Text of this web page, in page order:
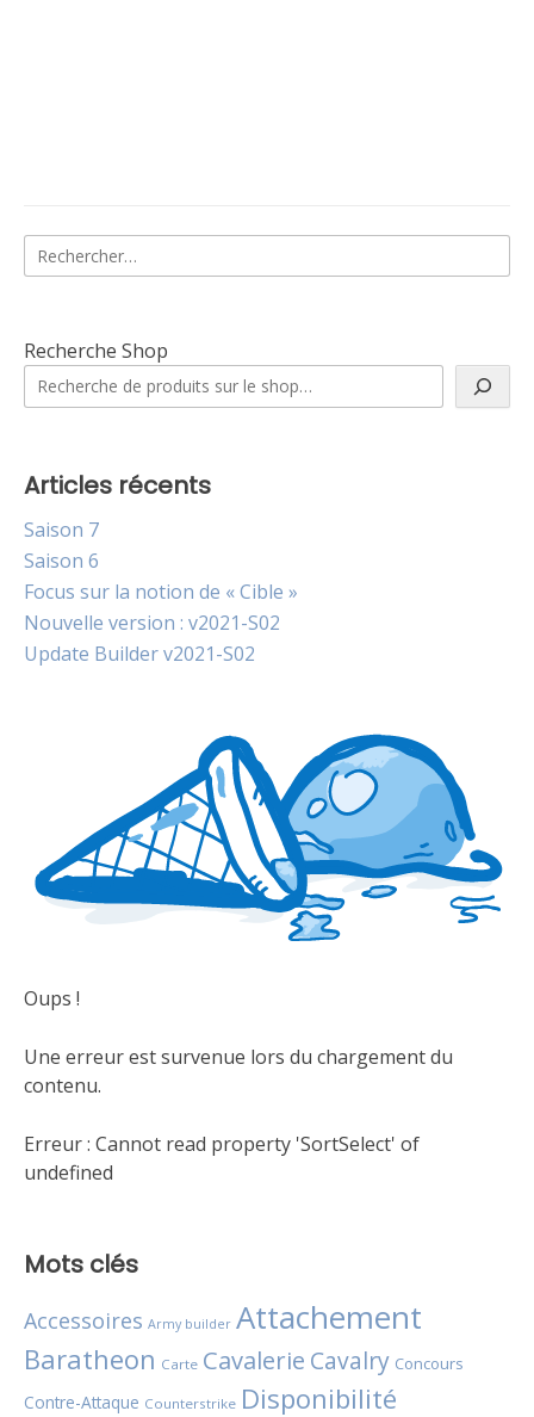
Rechercher :
Recherche Shop
Articles récents
Saison 7
Saison 6
Focus sur la notion de « Cible »
Nouvelle version : v2021-S02
Update Builder v2021-S02
Oups !
Une erreur est survenue lors du chargement du
contenu.
Erreur : Cannot read property 'SortSelect' of
undefined
Mots clés
Accessoires Army builder Attachement
Baratheon Carte Cavalerie Cavalry Concours
Contre-Attaque Counterstrike Disponibilité